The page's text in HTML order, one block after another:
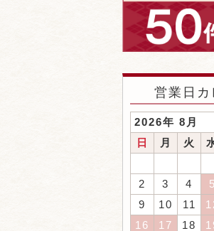
営業日カ
2026年 8月
日
月 火
2
3 4 5
9
10 11
16
17 18